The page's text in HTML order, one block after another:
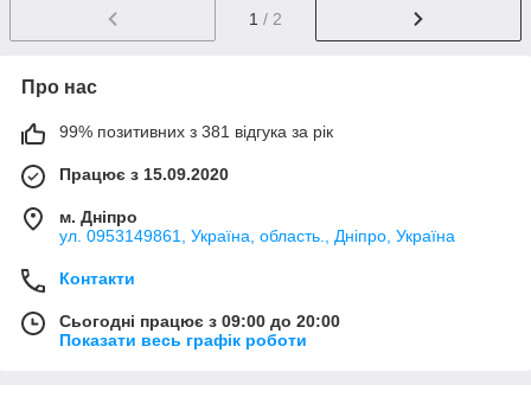
1 / 2
Про нас
99% позитивних з 381 відгука за рік
Працює з 15.09.2020
м. Дніпро
ул. 0953149861, Україна, область., Дніпро, Україна
Контакти
Сьогодні працює з 09:00 до 20:00
Показати весь графік роботи